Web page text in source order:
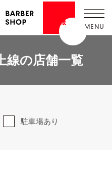
情報
線の店舗一覧
駐車場あり